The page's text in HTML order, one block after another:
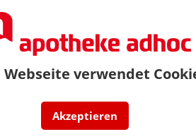
Webseite verwendet
Akzeptieren
abonnieren